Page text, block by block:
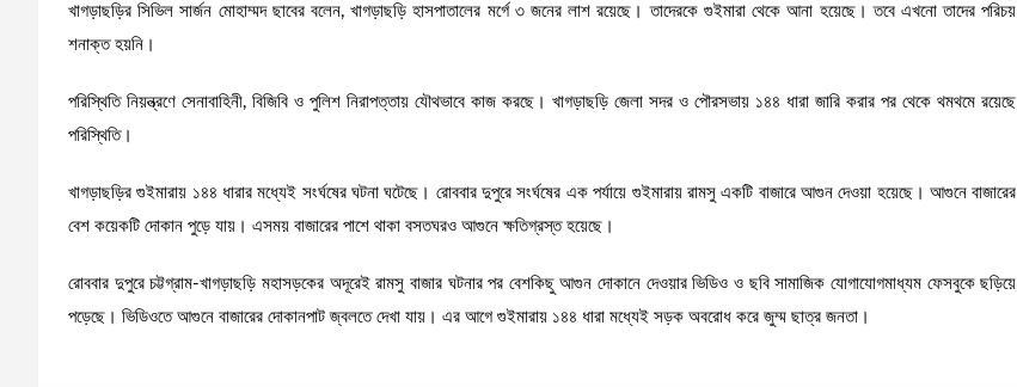
খাগড়াছড়ির সিভিল সার্জন মোহাম্মদ ছাবের বলেন, খাগড়াছড়ি হাসপাতালের মর্গে ৩ জনের লাশ রয়েছে। তাদেরকে গুইমারা থেকে আনা হয়েছে। তবে এখনো তাদের পরিচয়
শনাক্ত হয়নি।
পরিস্থিতি নিয়ন্ত্রণে সেনাবাহিনী, বিজিবি ও পুলিশ নিরাপত্তায় যৌথভাবে কাজ করছে। খাগড়াছড়ি জেলা সদর ও পৌরসভায় ১৪৪ ধারা জারি করার পর থেকে থমথমে রয়েছে
পরিস্থিতি।
খাগড়াছড়ির গুইমারায় ১৪৪ ধারার মধ্যেই সংর্ঘষের ঘটনা ঘটেছে। রোববার দুপুরে সংর্ঘষের এক পর্যায়ে গুইমারায় রামসু একটি বাজারে আগুন দেওয়া হয়েছে। আগুনে বাজারের
বেশ কয়েকটি দোকান পুড়ে যায়। এসময় বাজারের পাশে থাকা বসতঘরও আগুনে ক্ষতিগ্রস্ত হয়েছে।
রোববার দুপুরে চট্টগ্রাম-খাগড়াছড়ি মহাসড়কের অদূরেই রামসু বাজার ঘটনার পর বেশকিছু আগুন দোকানে দেওয়ার ভিডিও ও ছবি সামাজিক যোগাযোগমাধ্যম ফেসবুকে ছড়িয়ে
পড়েছে। ভিডিওতে আগুনে বাজারের দোকানপাট জ্বলতে দেখা যায়। এর আগে গুইমারায় ১৪৪ ধারা মধ্যেই সড়ক অবরোধ করে জুম্ম ছাত্র জনতা।